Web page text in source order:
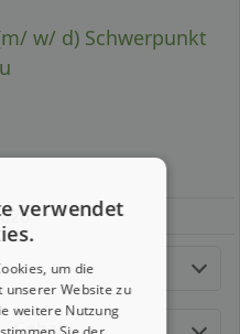
w/ d) Schwerpunkt
Gehalt
verwendet
um die
Website zu
weitere Nutzung